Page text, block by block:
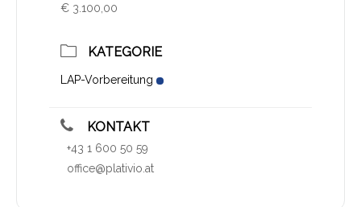
€ 3.100,00
KATEGORIE
LAP-Vorbereitung
KONTAKT
+43 1 600 50 59
office@plativio.at